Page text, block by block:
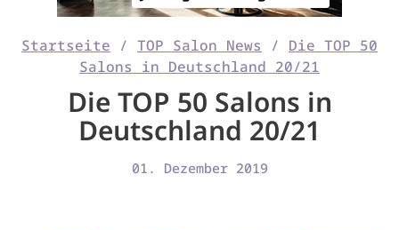
Startseite / TOP Salon News / Die TOP 50
Salons in Deutschland 20/21
Die TOP 50 Salons in
Deutschland 20/21
01. Dezember 2019